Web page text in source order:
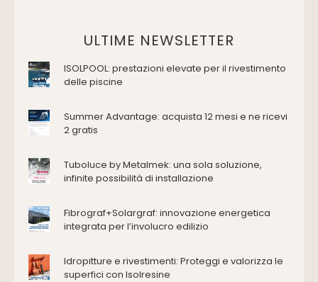
Domotica Ed Impianti Elettrici
Edilizia
Antincendio e sicurezza
Attrezzature manuali
Cappe d'aspirazione
Consolidamento
Deumidificazione
Energie rinnovabili
Ferramenta e fissaggi
ULTIME NEWSLETTER
ISOLPOOL: prestazioni elevate per il rivestimento
delle piscine
Summer Advantage: acquista 12 mesi e ne ricevi
2 gratis
Tuboluce by Metalmek: una sola soluzione,
infinite possibilità di installazione
Fibrograf+Solargraf: innovazione energetica
integrata per l’involucro edilizio
Idropitture e rivestimenti: Proteggi e valorizza le
superfici con Isolresine